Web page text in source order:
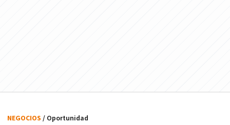
NEGOCIOS / Oportunidad